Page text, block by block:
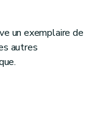
un exemplaire de
autres